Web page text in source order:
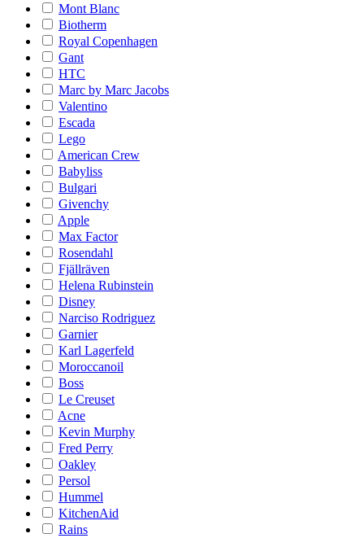
Mont Blanc
Biotherm
Royal Copenhagen
Gant
HTC
Marc by Marc Jacobs
Valentino
Escada
Lego
American Crew
Babyliss
Bulgari
Givenchy
Apple
Max Factor
Rosendahl
Fjällräven
Helena Rubinstein
Disney
Narciso Rodriguez
Garnier
Karl Lagerfeld
Moroccanoil
Boss
Le Creuset
Acne
Kevin Murphy
Fred Perry
Oakley
Persol
Hummel
KitchenAid
Rains